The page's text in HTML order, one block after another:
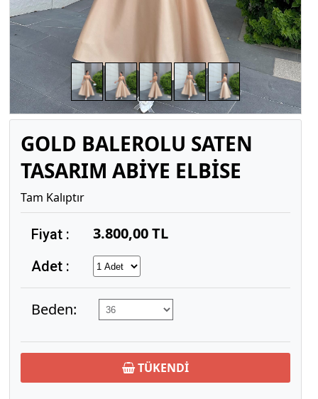
GOLD BALEROLU SATEN
TASARIM ABİYE ELBİSE
Tam Kalıptır
Fiyat : 3.800,00 TL
Adet :
Beden:
TÜKENDİ